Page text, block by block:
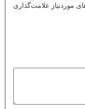
موردنیاز علامت‌گذاری